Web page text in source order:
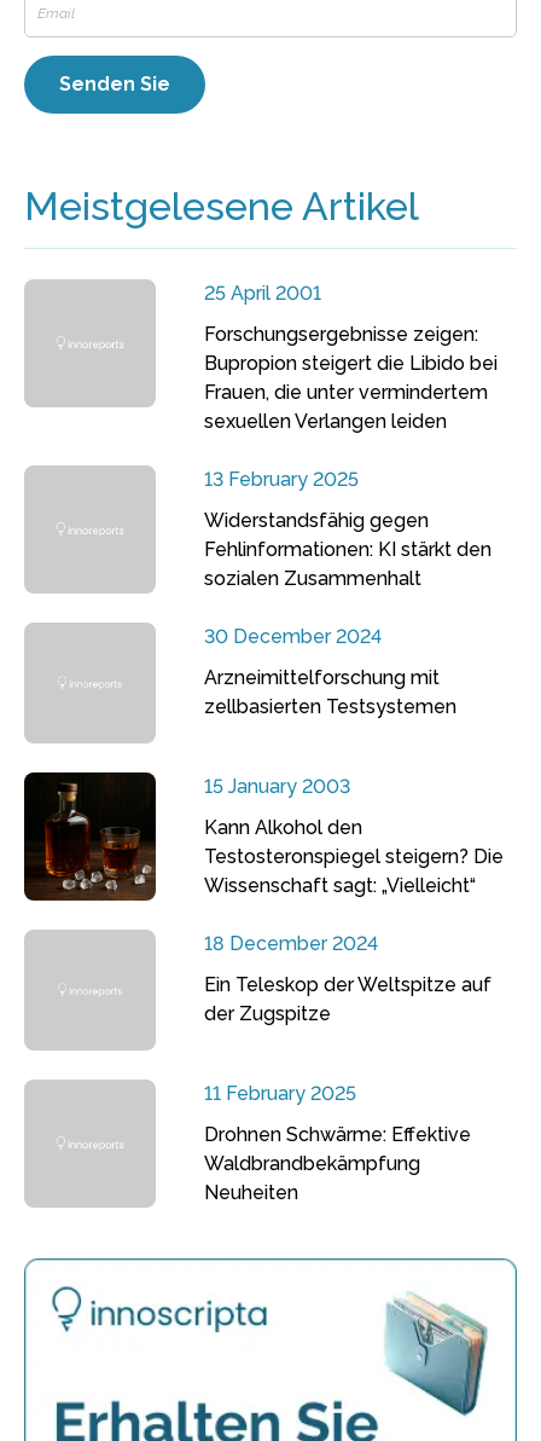
Meistgelesene Artikel
25 April 2001
Forschungsergebnisse zeigen:
Bupropion steigert die Libido bei
Frauen, die unter vermindertem
sexuellen Verlangen leiden
13 February 2025
Widerstandsfähig gegen
Fehlinformationen: KI stärkt den
sozialen Zusammenhalt
30 December 2024
Arzneimittelforschung mit
zellbasierten Testsystemen
15 January 2003
Kann Alkohol den
Testosteronspiegel steigern? Die
Wissenschaft sagt: „Vielleicht“
18 December 2024
Ein Teleskop der Weltspitze auf
der Zugspitze
11 February 2025
Drohnen Schwärme: Effektive
Waldbrandbekämpfung
Neuheiten